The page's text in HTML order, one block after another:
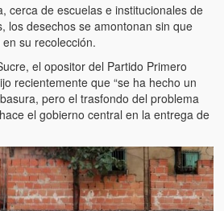
cerca de escuelas e institucionales de
los desechos se amontonan sin que
su recolección.
el opositor del Partido Primero
recientemente que “se ha hecho un
pero el trasfondo del problema
el gobierno central en la entrega de